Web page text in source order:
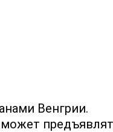
Венгрии.